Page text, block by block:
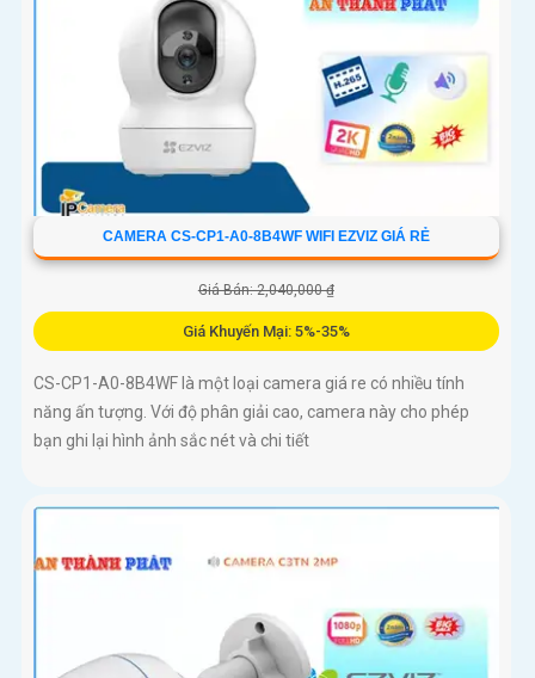
CAMERA CS-CP1-A0-8B4WF WIFI EZVIZ GIÁ RẺ
Giá Bán: 2,040,000 ₫
Giá Khuyến Mại: 5%-35%
CS-CP1-A0-8B4WF là một loại camera giá re có nhiều tính
năng ấn tượng. Với độ phân giải cao, camera này cho phép
bạn ghi lại hình ảnh sắc nét và chi tiết